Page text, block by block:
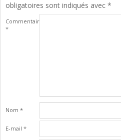
obligatoires sont indiqués avec *
Commentaire
*
Nom *
E-mail *